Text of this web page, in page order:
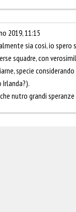
2019, 11:15
sia cosi, io
squadre, con
specie
Irlanda?).
nutro grandi